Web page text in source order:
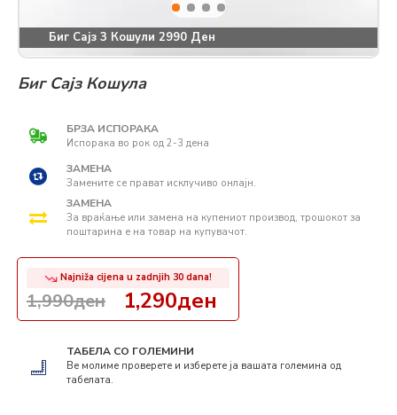
Биг Сајз 3 Кошули 2990 Ден
Биг Сајз Кошула
ТАБЕЛА СО ГОЛЕМИНИ
Ве молиме проверете и изберете ја вашата големина од
табелата.
1,290ден
Najniža cijena u zadnjih 30 dana!
1,990ден
БРЗА ИСПОРАКА
Испорака во рок од 2-3 дена
ЗАМЕНА
Замените се прават исклучиво онлајн.
ЗАМЕНА
За враќање или замена на купениот производ, трошокот за
поштарина е на товар на купувачот.